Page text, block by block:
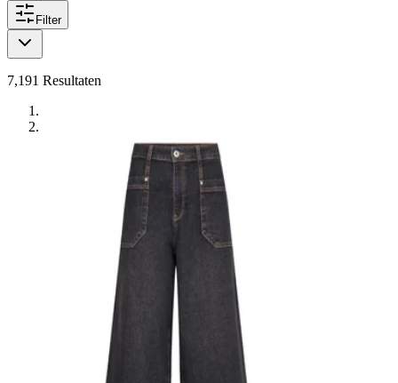
Filter
7,191 Resultaten